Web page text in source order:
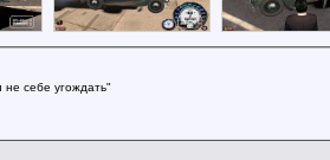
себе угождать"